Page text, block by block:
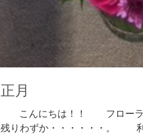
正月
こんにちは！！ フローラ
残りわずか・・・・・・。